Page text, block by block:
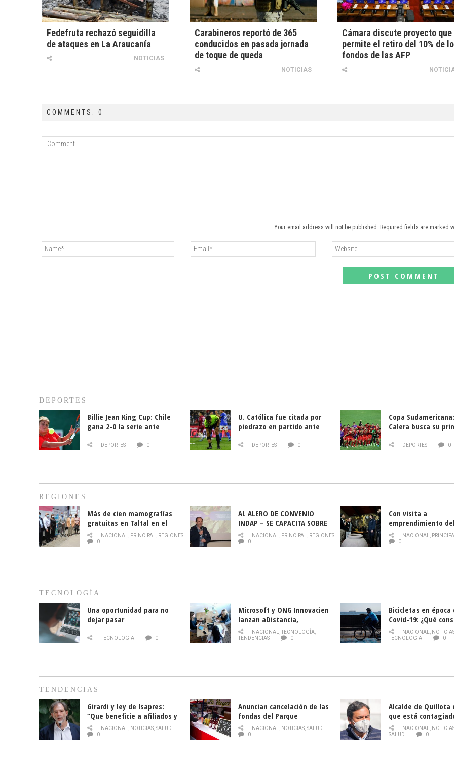
Fedefruta rechazó seguidilla
de ataques en La Araucanía
NOTICIAS
Carabineros reportó de 365
conducidos en pasada jornada
de toque de queda
NOTICIAS
Cámara discute proyecto que
permite el retiro del 10% de
fondos de las AFP
COMMENTS: 0
Your email address will not be published. Required fields are marked
DEPORTES
Billie Jean King Cup: Chile
gana 2-0 la serie ante
DEPORTES 0
U. Católica fue citada por
piedrazo en partido ante
DEPORTES 0
Copa
Calera busca su
DEPORTES 0
REGIONES
Más de cien mamografías
gratuitas en Taltal en el
mes de la prevención del
cáncer de mama
NACIONAL, PRINCIPAL, REGIONES
0
AL ALERO DE CONVENIO
INDAP – SE CAPACITA SOBRE
PLAGA DROSOPHILA SUZUKII
NACIONAL, PRINCIPAL, REGIONES
0
Con visita a
emprendimiento
y llamado al
historia campesina
NACIONAL,
0
TECNOLOGÍA
Una oportunidad para no
dejar pasar
TECNOLOGÍA 0
Microsoft y ONG Innovacien
lanzan aDistancia,
plataforma con cursos
gratuitos online sobre
NACIONAL,TECNOLOGÍA,
TENDENCIAS
0
Bicicletas en época
Covid-19: ¿Qué
momento de
NACIONAL,
TECNOLOGÍA
0
TENDENCIAS
Girardi y ley de Isapres:
“Que beneficie a afiliados y
no legalice el abuso”
NACIONAL, NOTICIAS,SALUD
0
Anuncian cancelación de las
fondas del Parque
O’Higgins debido al
coronavirus
NACIONAL, NOTICIAS,SALUD
0
Alcalde de Quillota
que está
COVID-19
NACIONAL,
SALUD
0